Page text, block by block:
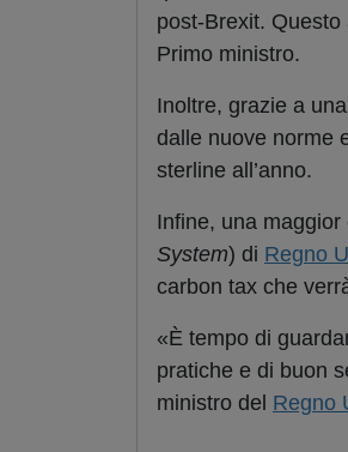
post-Brexit.
Primo ministro.
Inoltre, grazie a
dalle nuove norme
sterline all’anno.
Infine, una
System) di Regno
carbon tax che
«È tempo di
pratiche e di buon
ministro del Regno